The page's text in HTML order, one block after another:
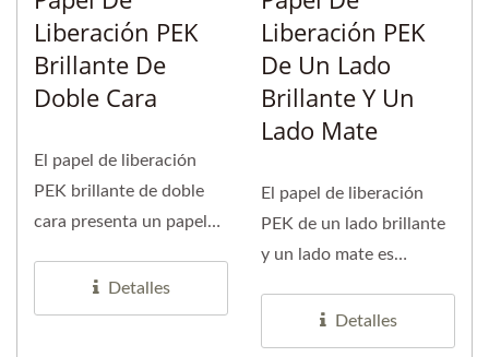
Liberación PEK
Brillante De
Doble Cara
El papel de liberación
PEK brillante de doble
cara presenta un papel
Detalles
Liberación PEK
De Un Lado
Brillante Y Un
Lado Mate
El papel de liberación
PEK de un lado brillante
y un lado mate es
industria...Detalles